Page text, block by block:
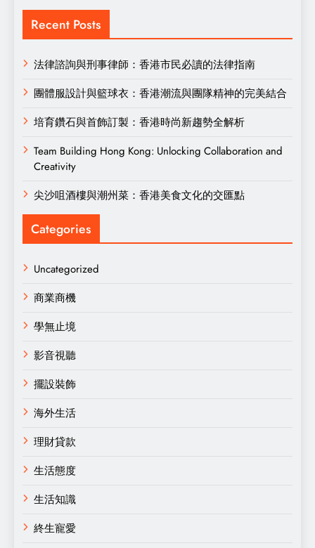
Recent Posts
法律諮詢與刑事律師：香港市民必讀的法律指南
團體服設計與籃球衣：香港潮流與團隊精神的完美結合
培育鑽石與首飾訂製：香港時尚新趨勢全解析
Team Building Hong Kong: Unlocking Collaboration and
Creativity
尖沙咀酒樓與潮州菜：香港美食文化的交匯點
Categories
Uncategorized
商業商機
學無止境
影音視聽
擺設裝飾
海外生活
理財貸款
生活態度
生活知識
終生寵愛